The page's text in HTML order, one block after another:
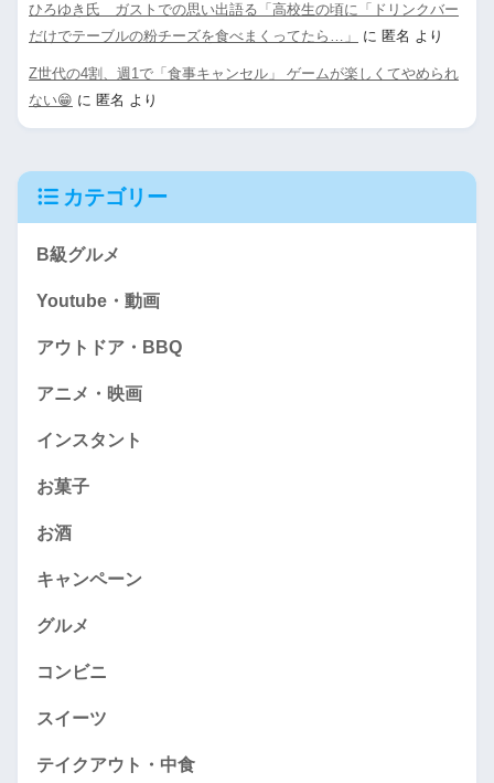
ひろゆき氏 ガストでの思い出語る「高校生の頃に「ドリンクバー
だけでテーブルの粉チーズを食べまくってたら…」
に 匿名 より
Z世代の4割、週1で「食事キャンセル」 ゲームが楽しくてやめられ
ない😁 に 匿名 より
カテゴリー
B級グルメ
Youtube・動画
アウトドア・BBQ
アニメ・映画
インスタント
お菓子
お酒
キャンペーン
グルメ
コンビニ
スイーツ
テイクアウト・中食